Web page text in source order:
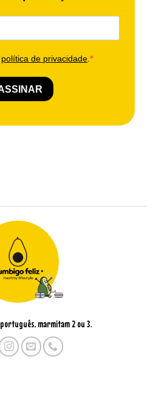
marmitam 2 ou 3.